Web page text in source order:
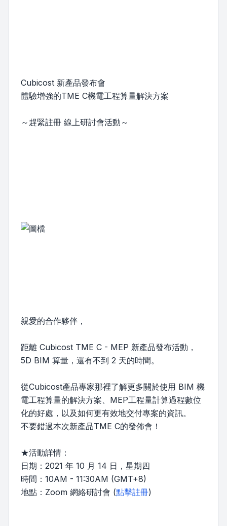
Cubicost 新產品發布會
體驗增強的TME C機電工程算量解決方案
～趕緊註冊 線上研討會活動～
親愛的合作夥伴，
距離 Cubicost TME C - MEP 新產品發布活動，
5D BIM 算量，還有不到 2 天的時間。
從Cubicost產品專家那裡了解更多關於使用 BIM 機
電工程算量的解決方案、MEP工程量計算過程數位
化的好處，以及如何更有效地交付專案的資訊。
不要錯過本次新產品TME C的發佈會！
★活動詳情：
日期：2021 年 10 月 14 日，星期四
時間：10AM - 11:30AM (GMT+8)
地點：Zoom 網絡研討會 (點擊註冊)